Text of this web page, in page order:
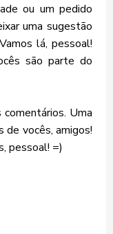
ou um pedido
uma sugestão
lá, pessoal!
são parte do
Uma
de vocês, amigos!
pessoal! =)